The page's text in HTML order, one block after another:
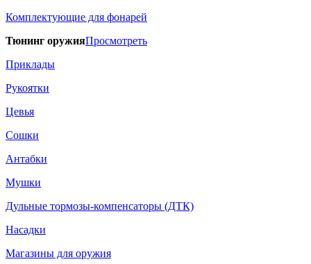
Комплектующие для фонарей
Тюнинг оружияПросмотреть
Приклады
Рукоятки
Цевья
Сошки
Антабки
Мушки
Дульные тормозы-компенсаторы (ДТК)
Насадки
Магазины для оружия